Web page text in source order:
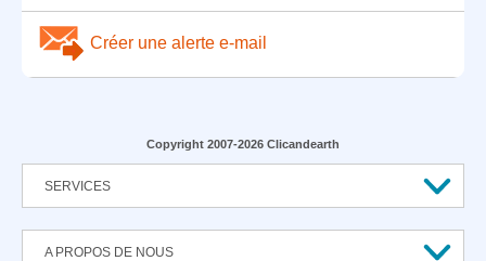
Créer une alerte e-mail
Copyright 2007-2026 Clicandearth
SERVICES
A PROPOS DE NOUS